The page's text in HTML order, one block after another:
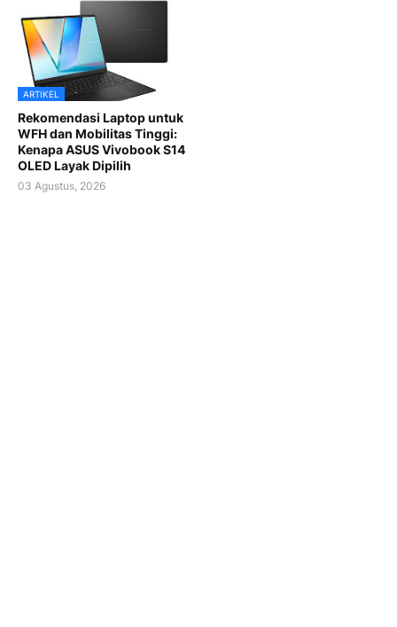
ARTIKEL
Rekomendasi Laptop untuk
WFH dan Mobilitas Tinggi:
Kenapa ASUS Vivobook S14
OLED Layak Dipilih
03 Agustus, 2026